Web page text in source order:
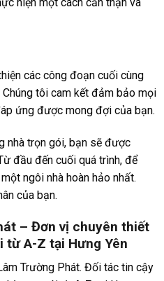
các công đoạn cuối cùng
tôi cam kết đảm bảo mọi
ứng được mong đợi của bạn.
nhà trọn gói, bạn sẽ được
đầu đến cuối quá trình, để
ngôi nhà hoàn hảo nhất.
của bạn.
– Đơn vị chuyên thiết
từ A-Z tại Hưng Yên
Trường Phát. Đối tác tin cậy